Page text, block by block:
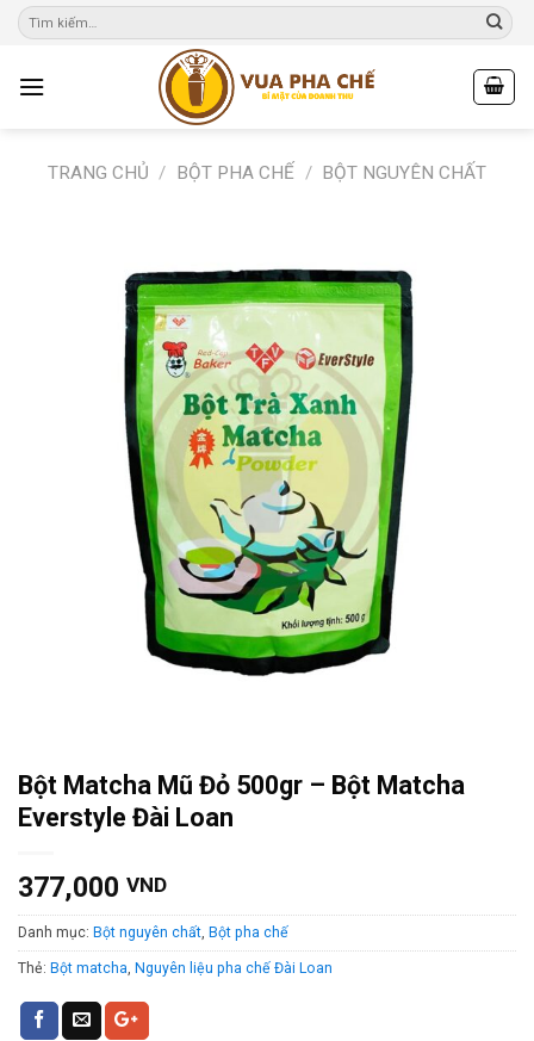
Skip
TRANG CHỦ / BỘT PHA CHẾ / BỘT NGUYÊN CHẤT
Bột Matcha Mũ Đỏ 500gr – Bột Matcha
Everstyle Đài Loan
377,000 VND
Danh mục: Bột nguyên chất, Bột pha chế
Thẻ: Bột matcha, Nguyên liệu pha chế Đài Loan